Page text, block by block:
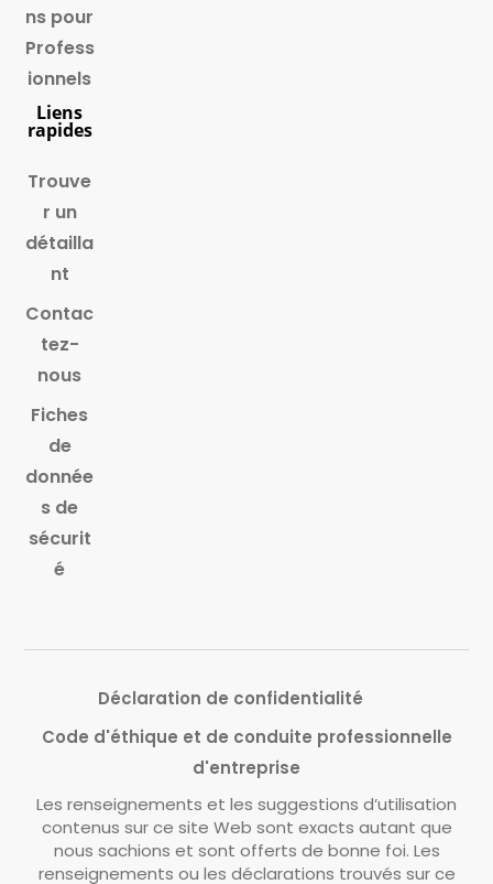
ns pour
Profess
ionnels
Liens
rapides
Trouve
r un
détailla
nt
Contac
tez-
nous
Fiches
de
donnée
s de
sécurit
é
Déclaration de confidentialité
Code d'éthique et de conduite professionnelle
d'entreprise
Les renseignements et les suggestions d’utilisation
contenus sur ce site Web sont exacts autant que
nous sachions et sont offerts de bonne foi. Les
renseignements ou les déclarations trouvés sur ce